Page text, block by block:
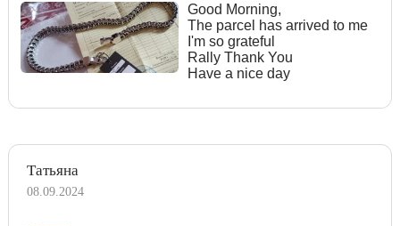
Good Morning,
The parcel has arrived to me
I'm so grateful
Rally Thank You
Have a nice day
Татьяна
08.09.2024